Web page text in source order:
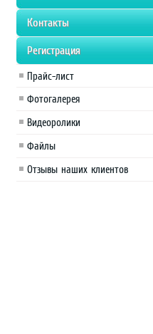
Контакты
Регистрация
Прайс-лист
Фотогалерея
Видеоролики
Файлы
Отзывы наших клиентов